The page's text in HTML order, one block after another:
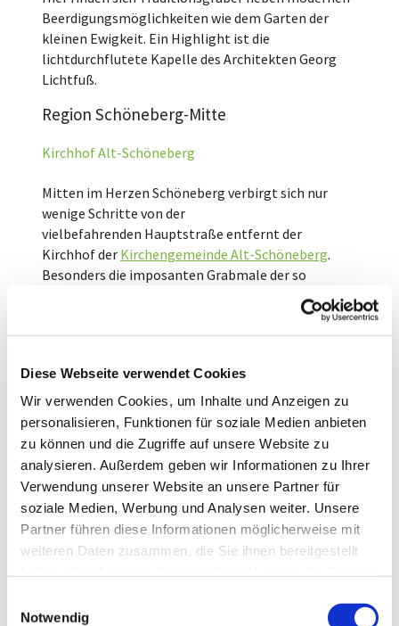
Diese Webseite verwendet Cookies
Wir verwenden Cookies, um Inhalte und Anzeigen zu
personalisieren, Funktionen für soziale Medien anbieten
zu können und die Zugriffe auf unsere Website zu
analysieren. Außerdem geben wir Informationen zu Ihrer
Verwendung unserer Website an unsere Partner für
soziale Medien, Werbung und Analysen weiter. Unsere
Partner führen diese Informationen möglicherweise mit
weiteren Daten zusammen, die Sie ihnen bereitgestellt
Notwendig
Beerdigungsmöglichkeiten wie dem Garten der
kleinen Ewigkeit. Ein Highlight ist die
lichtdurchflutete Kapelle des Architekten Georg
Lichtfuß.
Region Schöneberg-Mitte
Kirchhof Alt-Schöneberg
Mitten im Herzen Schöneberg verbirgt sich nur
wenige Schritte von der
vielbefahrenden Hauptstraße entfernt der
Kirchhof der Kirchengemeinde Alt-Schöneberg.
Besonders die imposanten Grabmale der so
genannten Schöneberger Millionenbauern zeigen
noch, für wieviel Geld diese ihr Land einst an die
Stadt Berlin verkaufen konnten.
Neuer Zwölf-Apostel-Kirchhof
Fast wäre der neue Kirchhof der Zwölf-Apostel-
Gemeinde dem Größenwahn Albert Speers im
Nationalsozialismus zum Opfer gefallen. Nur der
Beginn des zweiten Weltkriegs schützte ihn vor der
vollständigen Entwidmung. Heute gibt es auf dem
Kirchhof das erste muslimische Gräberfeld auf
einem christlichen Friedhof.